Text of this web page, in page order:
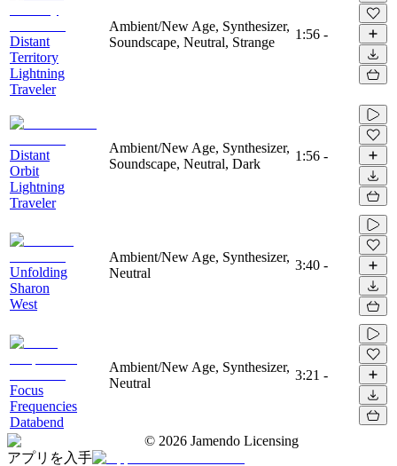
Distant
Territory
Lightning
Traveler
Ambient/New Age, Synthesizer,
Soundscape, Neutral, Strange
1:56 -
Distant
Orbit
Lightning
Traveler
Ambient/New Age, Synthesizer,
Soundscape, Neutral, Dark
1:56 -
Unfolding
Sharon
West
Ambient/New Age, Synthesizer,
Neutral
3:40 -
Focus
Frequencies
Databend
Ambient/New Age, Synthesizer,
Neutral
3:21 -
© 2026 Jamendo Licensing
アプリを入手